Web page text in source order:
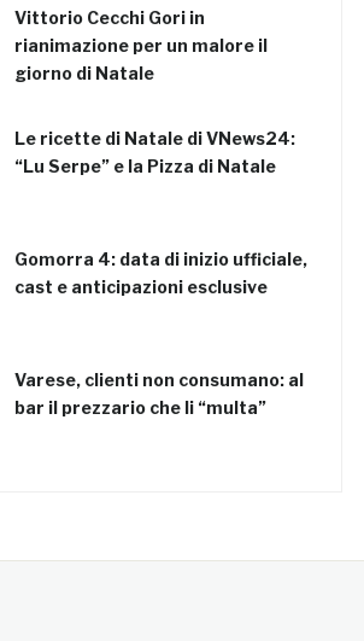
Vittorio Cecchi Gori in
rianimazione per un malore il
giorno di Natale
Le ricette di Natale di VNews24:
“Lu Serpe” e la Pizza di Natale
Gomorra 4: data di inizio ufficiale,
cast e anticipazioni esclusive
Varese, clienti non consumano: al
bar il prezzario che li “multa”